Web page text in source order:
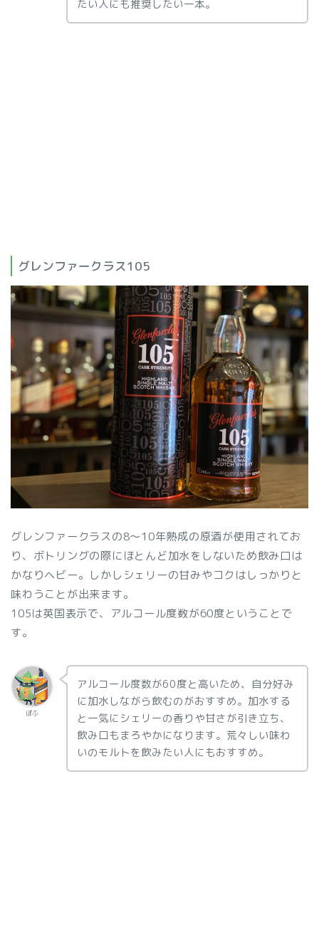
たい人にも推奨したい一本。
グレンファークラス105
グレンファークラスの8〜10年熟成の原酒が使用されてお
り、ボトリングの際にほとんど加水をしないため飲み口は
かなりヘビー。しかしシェリーの甘みやコクはしっかりと
味わうことが出来ます。
105は英国表示で、アルコール度数が60度ということで
す。
ぽふ
アルコール度数が60度と高いため、自分好み
に加水しながら飲むのがおすすめ。加水する
と一気にシェリーの香りや甘さが引き立ち、
飲み口もまろやかになります。荒々しい味わ
いのモルトを飲みたい人にもおすすめ。